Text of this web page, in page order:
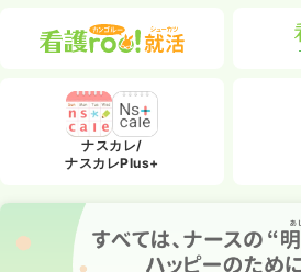
ナスカレ/
ナスカレPlus+